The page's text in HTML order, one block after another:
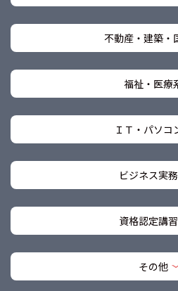
不動産・建築・
福祉・医療
ＩＴ・パソコ
ビジネス実
資格認定講
その他